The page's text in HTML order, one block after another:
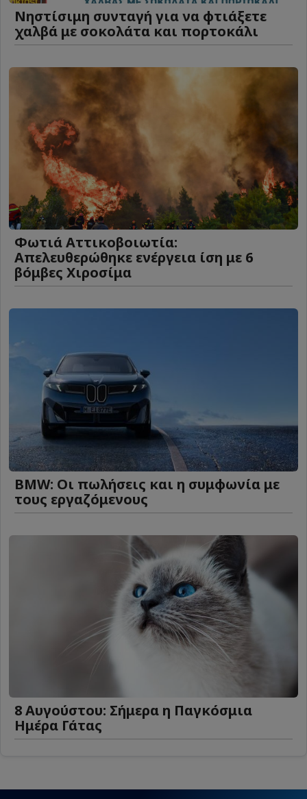
Νηστίσιμη συνταγή για να φτιάξετε
χαλβά με σοκολάτα και πορτοκάλι
Φωτιά Αττικοβοιωτία:
Απελευθερώθηκε ενέργεια ίση με 6
βόμβες Χιροσίμα
BMW: Οι πωλήσεις και η συμφωνία με
τους εργαζόμενους
8 Αυγούστου: Σήμερα η Παγκόσμια
Ημέρα Γάτας